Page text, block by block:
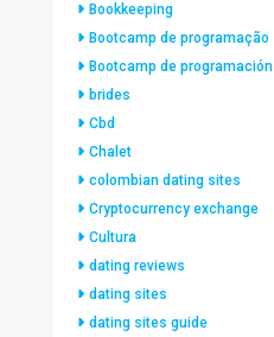
Bookkeeping
Bootcamp de programação
Bootcamp de programación
brides
Cbd
Chalet
colombian dating sites
Cryptocurrency exchange
Cultura
dating reviews
dating sites
dating sites guide